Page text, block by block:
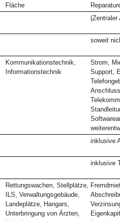
Fläche
(Zentraler
soweit
Kommunikationstechnik,
Informationstechnik
Strom,
Support,
inklusive
inklusive
Rettungswachen, Stellplätze,
ILS, Verwaltungsgebäude,
Landeplätze, Hangars,
Unterbringung von Ärzten,